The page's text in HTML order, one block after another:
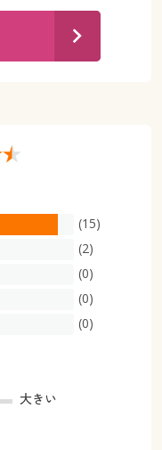
(15)
(2)
(0)
(0)
(0)
大きい